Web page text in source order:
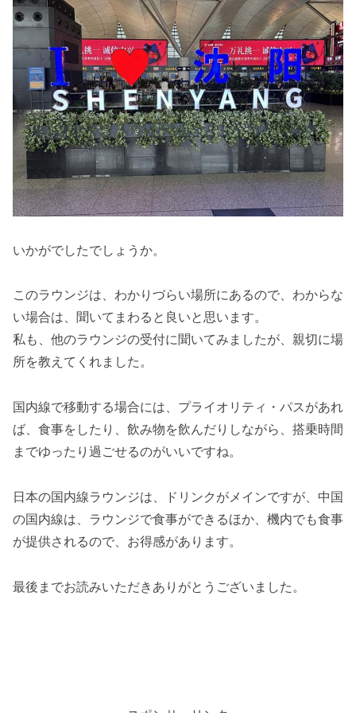
いかがでしたでしょうか。
このラウンジは、わかりづらい場所にあるので、わからな
い場合は、聞いてまわると良いと思います。
私も、他のラウンジの受付に聞いてみましたが、親切に場
所を教えてくれました。
国内線で移動する場合には、プライオリティ・パスがあれ
ば、食事をしたり、飲み物を飲んだりしながら、搭乗時間
までゆったり過ごせるのがいいですね。
日本の国内線ラウンジは、ドリンクがメインですが、中国
の国内線は、ラウンジで食事ができるほか、機内でも食事
が提供されるので、お得感があります。
最後までお読みいただきありがとうございました。